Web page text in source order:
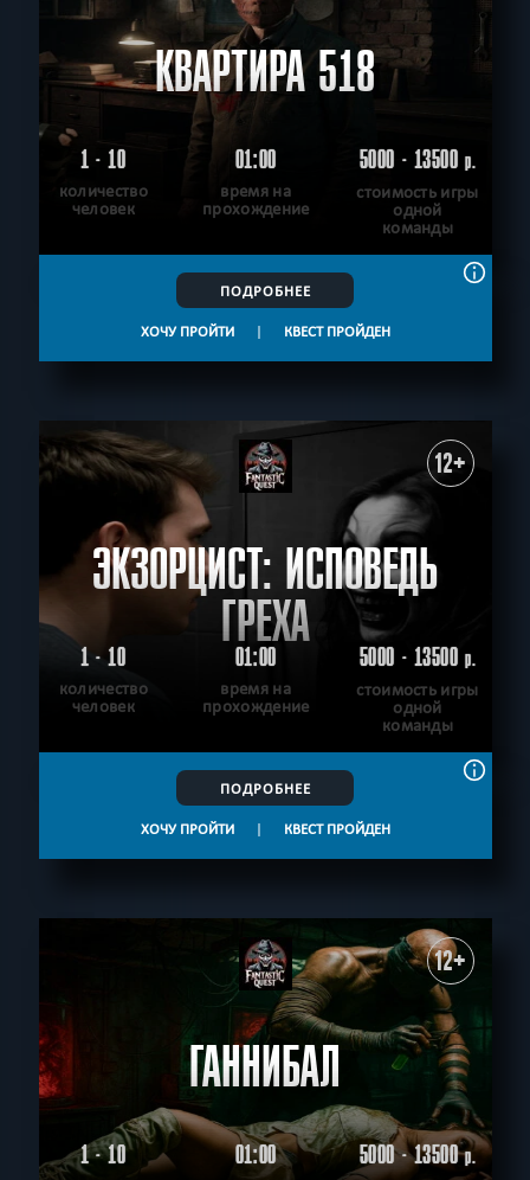
КВАРТИРА 518
1 - 10
количество
человек
01:00
время на
прохождение
5000 - 13500р.
стоимость игры
одной
команды
ПОДРОБНЕЕ
ХОЧУ ПРОЙТИ | КВЕСТ ПРОЙДЕН
12+
ЭКЗОРЦИСТ: ИСПОВЕДЬ
ГРЕХА
1 - 10
количество
человек
01:00
время на
прохождение
5000 - 13500р.
стоимость игры
одной
команды
ПОДРОБНЕЕ
ХОЧУ ПРОЙТИ | КВЕСТ ПРОЙДЕН
12+
ГАННИБАЛ
1 - 10 01:00 5000 - 13500р.